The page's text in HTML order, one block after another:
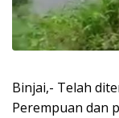
Binjai,- Telah
Perempuan dan